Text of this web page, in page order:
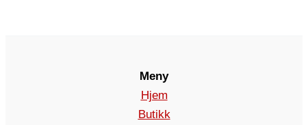
Meny
Hjem
Butikk